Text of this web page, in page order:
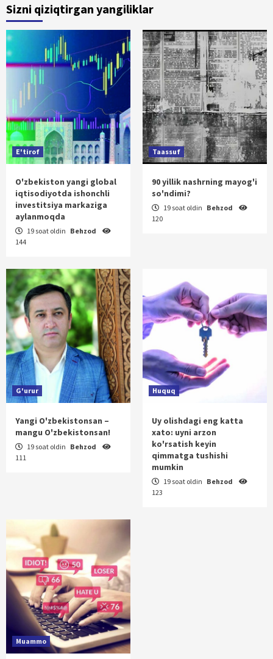
Sizni qiziqtirgan yangiliklar
E'tirof
O'zbekiston yangi global
iqtisodiyotda ishonchli
investitsiya markaziga
aylanmoqda
19 soat oldin Behzod
144
Taassuf
90 yillik nashrning mayog'i
so'ndimi?
19 soat oldin Behzod
120
G'urur
Yangi O'zbekistonsan –
mangu O'zbekistonsan!
19 soat oldin Behzod
111
Huquq
Uy olishdagi eng katta
xato: uyni arzon
ko'rsatish keyin
qimmatga tushishi
mumkin
19 soat oldin Behzod
123
Muammo